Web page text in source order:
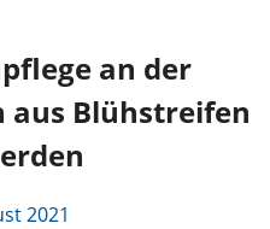
an der
aus Blühstreifen
2021